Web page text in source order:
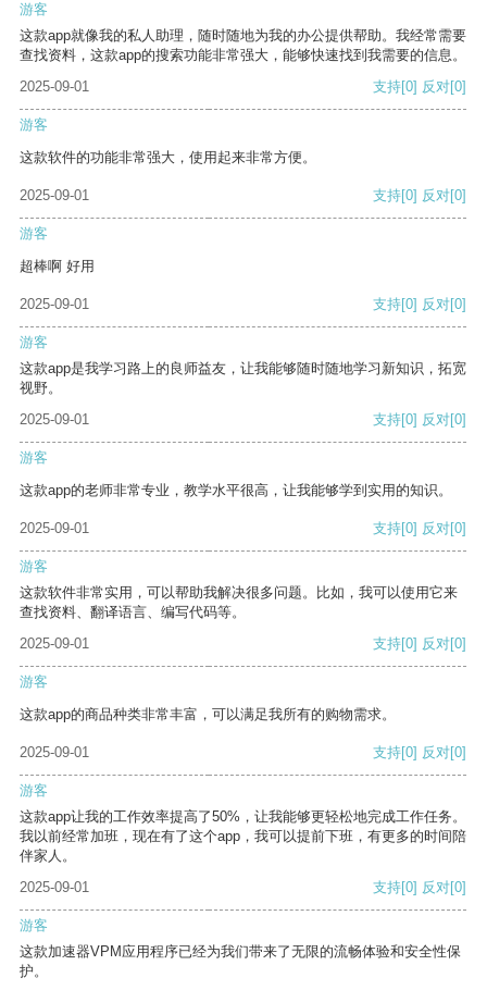
游客
这款app就像我的私人助理，随时随地为我的办公提供帮助。我经常需要
查找资料，这款app的搜索功能非常强大，能够快速找到我需要的信息。
2025-09-01
支持[0] 反对[0]
游客
这款软件的功能非常强大，使用起来非常方便。
2025-09-01 支持[0] 反对[0]
游客
超棒啊 好用
2025-09-01 支持[0] 反对[0]
游客
这款app是我学习路上的良师益友，让我能够随时随地学习新知识，拓宽
视野。
2025-09-01
支持[0] 反对[0]
游客
这款app的老师非常专业，教学水平很高，让我能够学到实用的知识。
2025-09-01 支持[0] 反对[0]
游客
这款软件非常实用，可以帮助我解决很多问题。比如，我可以使用它来
查找资料、翻译语言、编写代码等。
2025-09-01
支持[0] 反对[0]
游客
这款app的商品种类非常丰富，可以满足我所有的购物需求。
2025-09-01 支持[0] 反对[0]
游客
这款app让我的工作效率提高了50%，让我能够更轻松地完成工作任务。
我以前经常加班，现在有了这个app，我可以提前下班，有更多的时间陪
伴家人。
2025-09-01
支持[0] 反对[0]
游客
这款加速器VPM应用程序已经为我们带来了无限的流畅体验和安全性保
护。